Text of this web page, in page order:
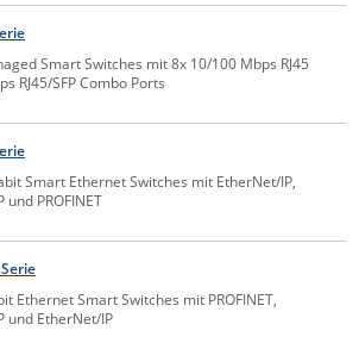
Smart Switches mit 8x 10/100 Mbps RJ45
RJ45/SFP Combo Ports
Smart Ethernet Switches mit EtherNet/IP,
und PROFINET
Ethernet Smart Switches mit PROFINET,
und EtherNet/IP